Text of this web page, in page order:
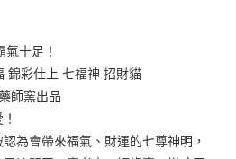
彰化商業銀行
台北富邦商業銀行
兆豐國際商業銀行
華泰商業銀行
遠東國際商業銀行
十足！
錦彩仕上 七福神 招財貓
師窯出品
為會帶來福氣、財運的七尊神明，